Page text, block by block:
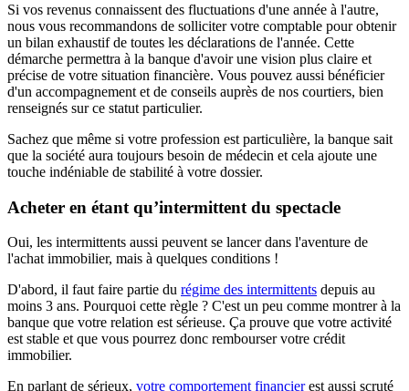
Si vos revenus connaissent des fluctuations d'une année à l'autre,
nous vous recommandons de solliciter votre comptable pour obtenir
un bilan exhaustif de toutes les déclarations de l'année. Cette
démarche permettra à la banque d'avoir une vision plus claire et
précise de votre situation financière. Vous pouvez aussi bénéficier
d'un accompagnement et de conseils auprès de nos courtiers, bien
renseignés sur ce statut particulier.
Sachez que même si votre profession est particulière, la banque sait
que la société aura toujours besoin de médecin et cela ajoute une
touche indéniable de stabilité à votre dossier.
Acheter en étant qu’intermittent du spectacle
Oui, les intermittents aussi peuvent se lancer dans l'aventure de
l'achat immobilier, mais à quelques conditions !
D'abord, il faut faire partie du régime des intermittents depuis au
moins 3 ans. Pourquoi cette règle ? C'est un peu comme montrer à la
banque que votre relation est sérieuse. Ça prouve que votre activité
est stable et que vous pourrez donc rembourser votre crédit
immobilier.
En parlant de sérieux, votre comportement financierest aussi scruté